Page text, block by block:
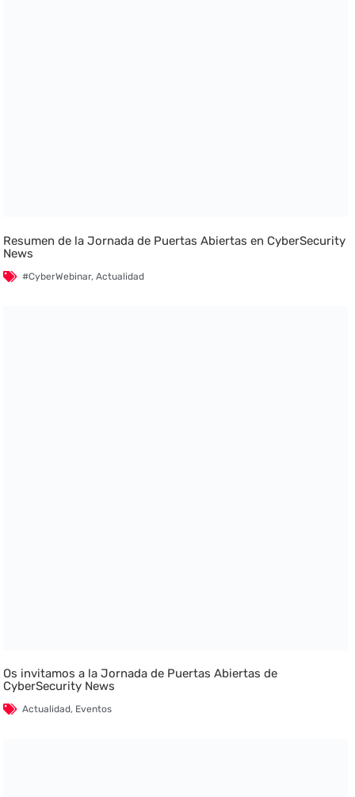
Resumen de la Jornada de Puertas Abiertas en CyberSecurity
News
#CyberWebinar,Actualidad
Os invitamos a la Jornada de Puertas Abiertas de
CyberSecurity News
Actualidad, Eventos